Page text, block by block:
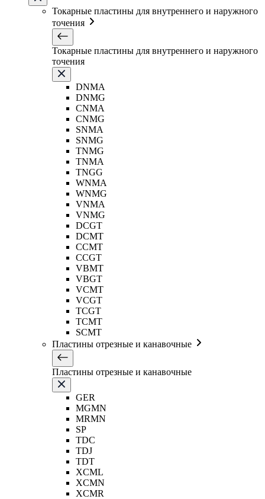
Токарные пластины для внутреннего и наружного
точения
Токарные пластины для внутреннего и наружного
точения
DNMA
DNMG
CNMA
CNMG
SNMA
SNMG
TNMG
TNMA
TNGG
WNMA
WNMG
VNMA
VNMG
DCGT
DCMT
CCMT
CCGT
VBMT
VBGT
VCMT
VCGT
TCGT
TCMT
SCMT
Пластины отрезные и канавочные
Пластины отрезные и канавочные
GER
MGMN
MRMN
SP
TDC
TDJ
TDT
XCML
XCMN
XCMR